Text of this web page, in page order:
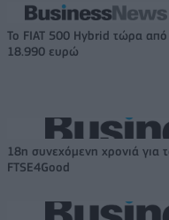
Το FIAT 500 Hybrid τώρα από
18.990 ευρώ
18η συνεχόμενη χρονιά για
FTSE4Good